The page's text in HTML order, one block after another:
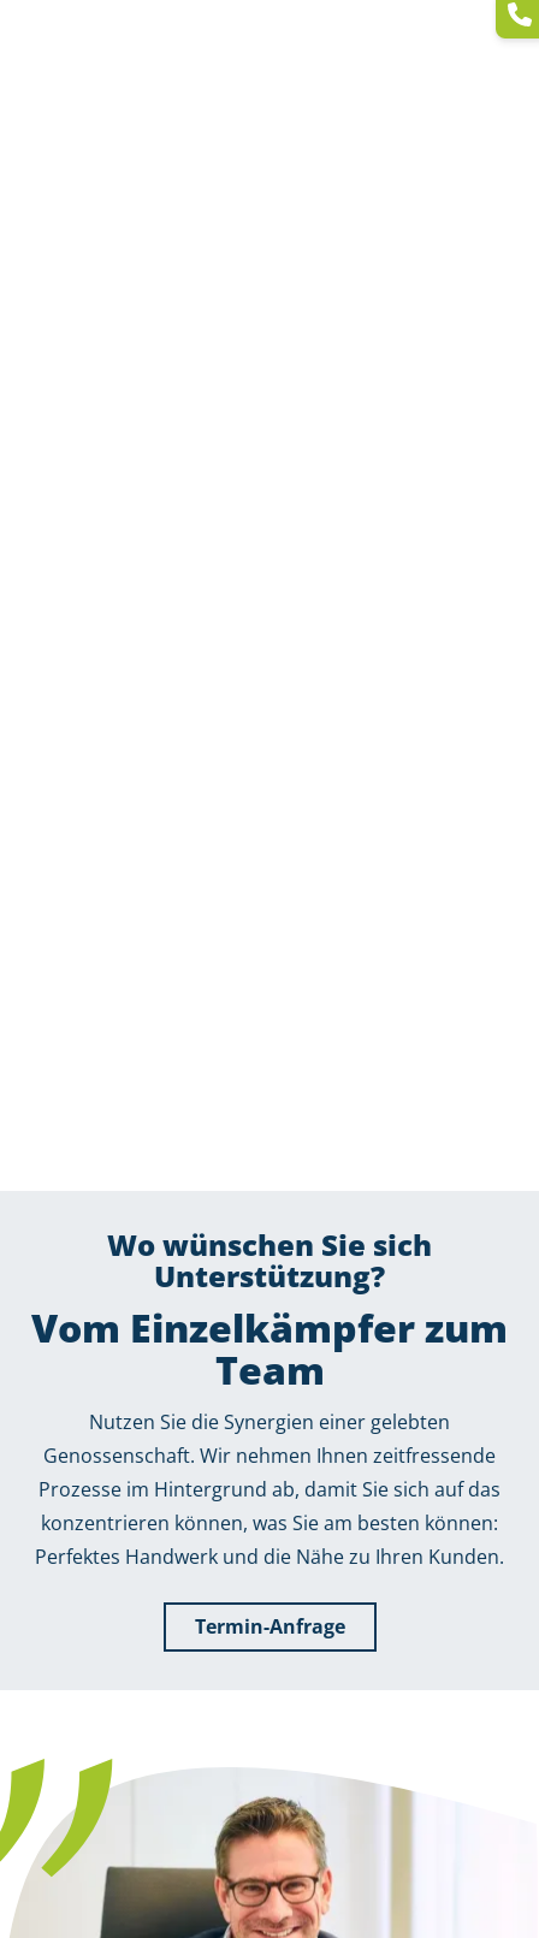
Wo wünschen Sie sich
Unterstützung?
Vom Einzelkämpfer zum
Team
Nutzen Sie die Synergien einer gelebten
Genossenschaft. Wir nehmen Ihnen zeitfressende
Prozesse im Hintergrund ab, damit Sie sich auf das
konzentrieren können, was Sie am besten können:
Perfektes Handwerk und die Nähe zu Ihren Kunden.
Termin-Anfrage